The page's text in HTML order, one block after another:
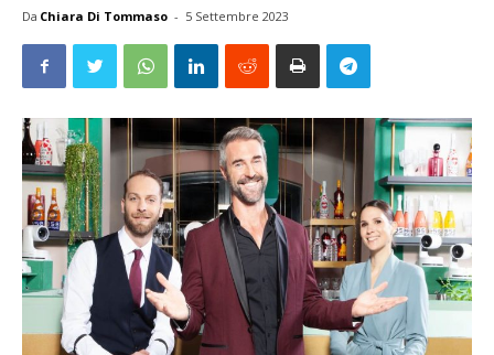
Da Chiara Di Tommaso - 5 Settembre 2023